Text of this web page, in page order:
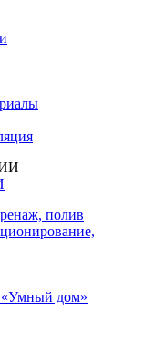
полив
«Умный дом»